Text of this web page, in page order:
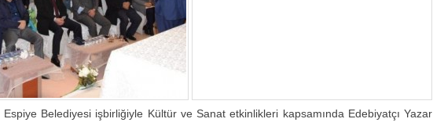
Espiye Belediyesi işbirliğiyle Kültür ve Sanat etkinlikleri kapsamında Edebiyatçı Yazar